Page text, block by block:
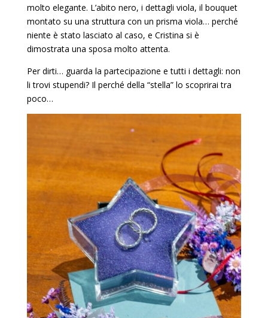
molto elegante. L’abito nero, i dettagli viola, il bouquet
montato su una struttura con un prisma viola… perché
niente è stato lasciato al caso, e Cristina si è
dimostrata una sposa molto attenta.
Per dirti… guarda la partecipazione e tutti i dettagli: non
li trovi stupendi? Il perché della “stella” lo scoprirai tra
poco…